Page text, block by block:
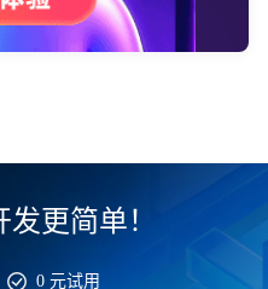
更简单！
0 元试用